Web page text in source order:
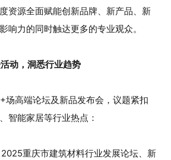
资源全面赋能创新品牌、新产品、新
响力的同时触达更多的专业观众。
动，洞悉行业趋势
场高端论坛及新品发布会，议题紧扣
智能家居等行业热点：
重庆市建筑材料行业发展论坛、新